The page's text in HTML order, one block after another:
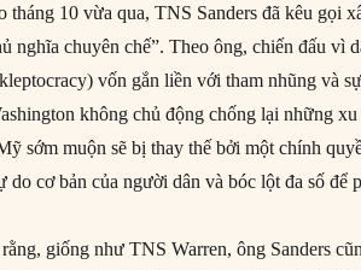
tháng 10 vừa qua, TNS Sanders đã kêu gọi
nghĩa chuyên chế”. Theo ông, chiến đấu vì
vốn gắn liền với tham nhũng và
không chủ động chống lại những
sớm muộn sẽ bị thay thế bởi một chính
do cơ bản của người dân và bóc lột đa số để
giống như TNS Warren, ông Sanders